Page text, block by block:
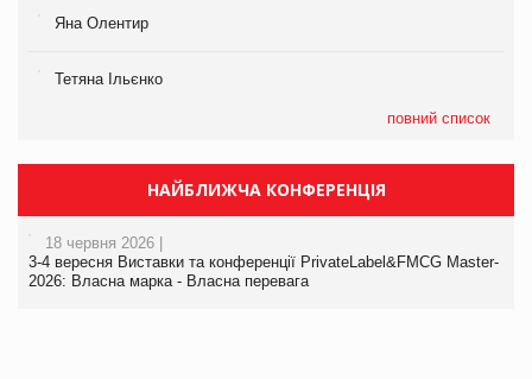
Яна Олентир
Тетяна Ільєнко
повний список
НАЙБЛИЖЧА КОНФЕРЕНЦІЯ
18 червня 2026 |
3-4 вересня Виставки та конференції PrivateLabel&FMCG Master-
2026: Власна марка - Власна перевага